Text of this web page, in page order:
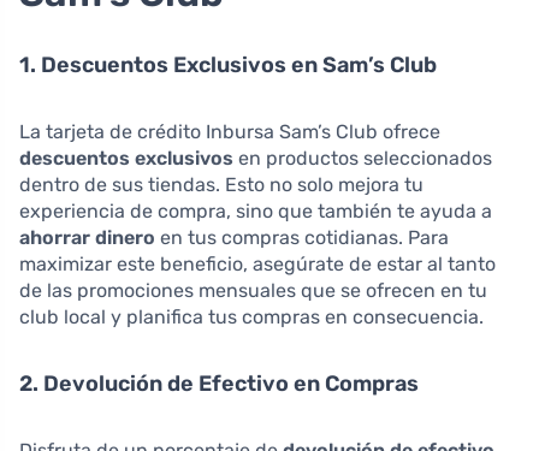
1. Descuentos Exclusivos en Sam’s Club
La tarjeta de crédito Inbursa Sam’s Club ofrece
descuentos exclusivos en productos seleccionados
dentro de sus tiendas. Esto no solo mejora tu
experiencia de compra, sino que también te ayuda a
ahorrar dinero en tus compras cotidianas. Para
maximizar este beneficio, asegúrate de estar al tanto
de las promociones mensuales que se ofrecen en tu
club local y planifica tus compras en consecuencia.
2. Devolución de Efectivo en Compras